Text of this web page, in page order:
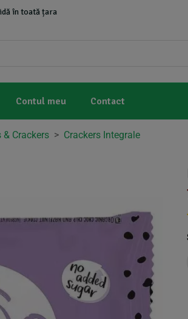
în toată țara
Contul meu Contact
& Crackers > Crackers Integrale